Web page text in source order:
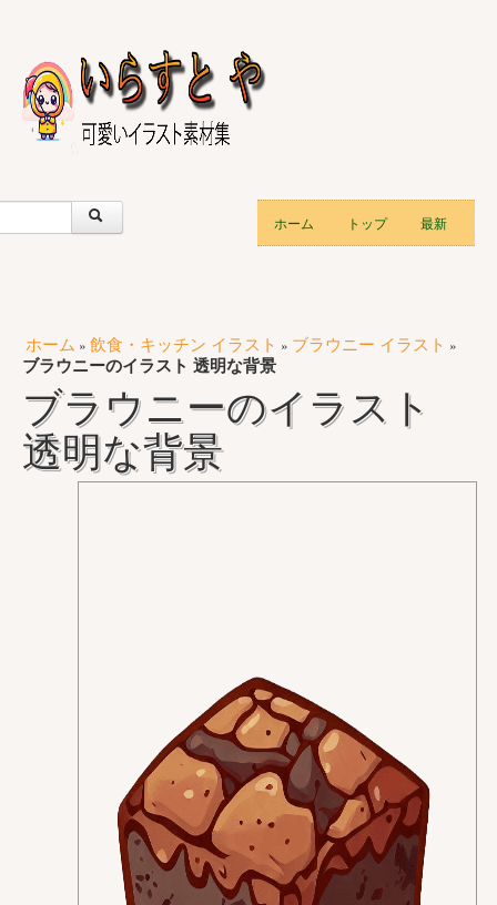
ホーム トップ 最新
ホーム » 飲食・キッチン イラスト » ブラウニー イラスト »
ブラウニーのイラスト 透明な背景
ブラウニーのイラスト
透明な背景